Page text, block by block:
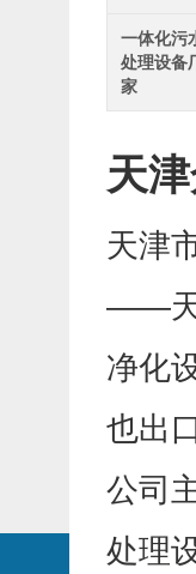
一体化污
处理设备
家
天
天津
——天
净化
也出
公司
处理